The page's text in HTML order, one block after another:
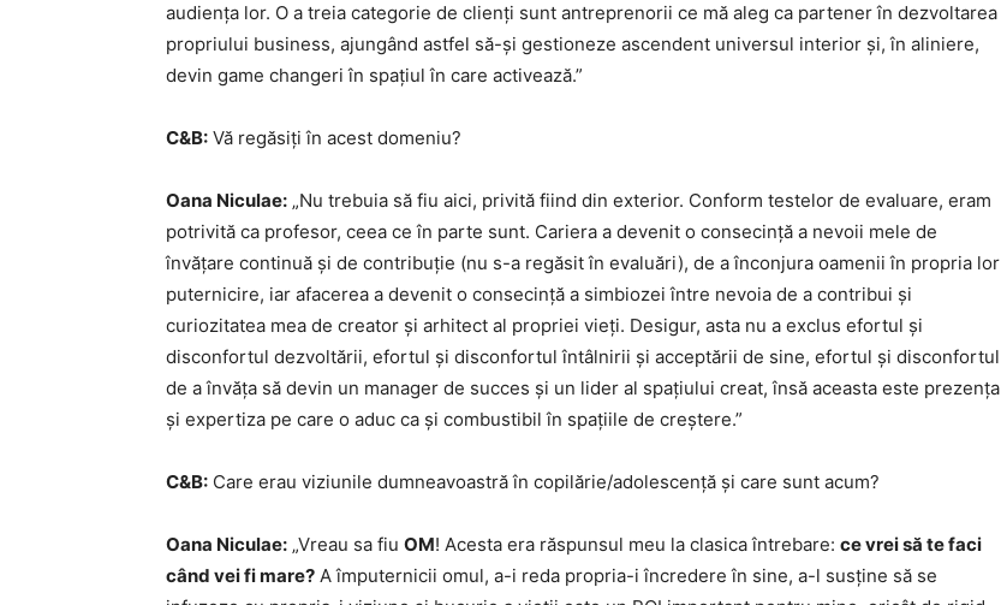
audiența lor. O a treia categorie de clienți sunt antreprenorii ce mă aleg ca partener în dezvoltarea
propriului business, ajungând astfel să-și gestioneze ascendent universul interior și, în aliniere,
devin game changeri în spațiul în care activează.”
C&B: Vă regăsiți în acest domeniu?
Oana Niculae: „Nu trebuia să fiu aici, privită fiind din exterior. Conform testelor de evaluare, eram
potrivită ca profesor, ceea ce în parte sunt. Cariera a devenit o consecință a nevoii mele de
învățare continuă și de contribuție (nu s-a regăsit în evaluări), de a înconjura oamenii în propria lor
puternicire, iar afacerea a devenit o consecință a simbiozei între nevoia de a contribui și
curiozitatea mea de creator și arhitect al propriei vieți. Desigur, asta nu a exclus efortul și
disconfortul dezvoltării, efortul și disconfortul întâlnirii și acceptării de sine, efortul și disconfortul
de a învăța să devin un manager de succes și un lider al spațiului creat, însă aceasta este prezența
și expertiza pe care o aduc ca și combustibil în spațiile de creștere.”
C&B: Care erau viziunile dumneavoastră în copilărie/adolescență și care sunt acum?
Oana Niculae: „Vreau sa fiu OM! Acesta era răspunsul meu la clasica întrebare: ce vrei să te faci
când vei fi mare? A împuternicii omul, a-i reda propria-i încredere în sine, a-l susține să se